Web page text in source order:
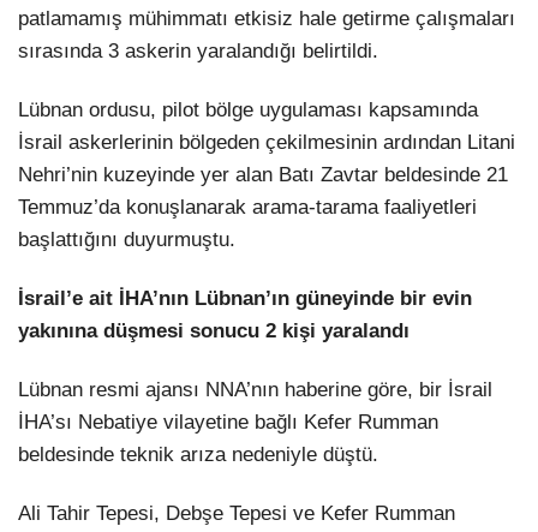
patlamamış mühimmatı etkisiz hale getirme çalışmaları
sırasında 3 askerin yaralandığı belirtildi.
Lübnan ordusu, pilot bölge uygulaması kapsamında
İsrail askerlerinin bölgeden çekilmesinin ardından Litani
Nehri’nin kuzeyinde yer alan Batı Zavtar beldesinde 21
Temmuz’da konuşlanarak arama-tarama faaliyetleri
başlattığını duyurmuştu.
İsrail’e ait İHA’nın Lübnan’ın güneyinde bir evin
yakınına düşmesi sonucu 2 kişi yaralandı
Lübnan resmi ajansı NNA’nın haberine göre, bir İsrail
İHA’sı Nebatiye vilayetine bağlı Kefer Rumman
beldesinde teknik arıza nedeniyle düştü.
Ali Tahir Tepesi, Debşe Tepesi ve Kefer Rumman